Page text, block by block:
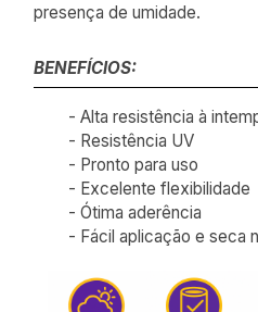
presença de umidade.
BENEFÍCIOS:
- Alta resistência à
- Resistência UV
- Pronto para uso
- Excelente flexibilidade
- Ótima aderência
- Fácil aplicação e seca